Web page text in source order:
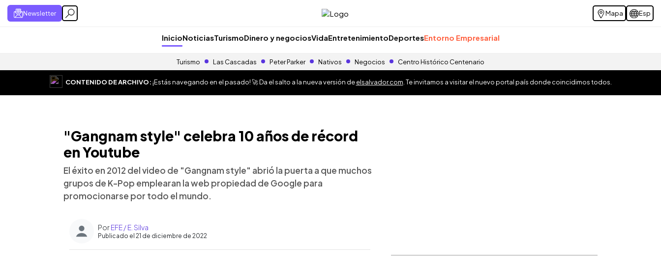
Newsletter Mapa Esp
InicioNoticiasTurismoDinero y negociosVidaEntretenimientoDeportesEntorno Empresarial
Turismo Las Cascadas Peter Parker Nativos Negocios Centro Histórico Centenario
CONTENIDO DE ARCHIVO:¡Estás navegando en el pasado! 🚀 Da el salto a la nueva versión deelsalvador.com . Te invitamos a visitar el nuevo portal país donde coincidimos todos.
"Gangnam style" celebra 10 años de récord
en Youtube
El éxito en 2012 del video de "Gangnam style" abrió la puerta a que muchos
grupos de K-Pop emplearan la web propiedad de Google para
promocionarse por todo el mundo.
PorEFE / E. Silva
Publicado el 21 de diciembre de 2022